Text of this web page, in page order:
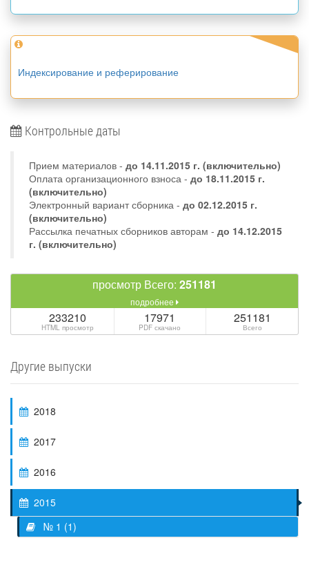
Индексирование и реферирование
Контрольные даты
Прием материалов - до 14.11.2015 г. (включительно)
Оплата организационного взноса - до 18.11.2015 г.
(включительно)
Электронный вариант сборника - до 02.12.2015 г.
(включительно)
Рассылка печатных сборников авторам - до 14.12.2015
г. (включительно)
просмотр Всего: 251181
подробнее
233210
HTML просмотр
17971
PDF скачано
251181
Всего
Другие выпуски
2018
2017
2016
2015
№ 1 (1)